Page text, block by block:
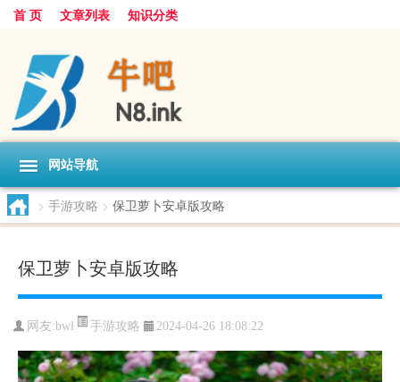
首 页 文章列表 知识分类
网站导航
> 手游攻略 > 保卫萝卜安卓版攻略
保卫萝卜安卓版攻略
网友:bwl 手游攻略 2024-04-26 18:08:22